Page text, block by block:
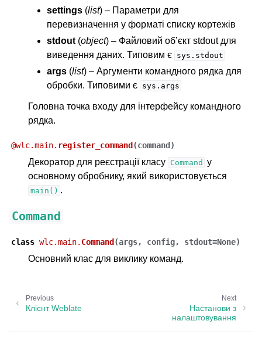
settings (list) – Параметри для
перевизначення у форматі списку кортежів
stdout (object) – Файловий об’єкт stdout для
виведення даних. Типовим є sys.stdout
args (list) – Аргументи командного рядка для
обробки. Типовими є sys.args
Головна точка входу для інтерфейсу командного
рядка.
@wlc.main. register_command (command )
Декоратор для реєстрації класу Command у
основному обробнику, який використовується
main() .
Command
class wlc.main. Command (args, config, stdout=None)
Основний клас для виклику команд.
Next
Настанови з
налаштовування
Previous
Клієнт Weblate